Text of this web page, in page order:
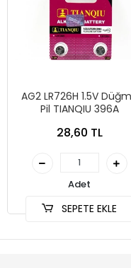
AG2 LR726H 1.5V
Pil TIANQIU 396A
28,60 TL
Adet
SEPETE EKLE